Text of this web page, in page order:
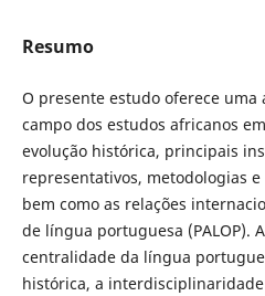
Resumo
O presente estudo oferece
campo dos estudos africanos
evolução histórica, principais
representativos, metodologias
bem como as relações
de língua portuguesa (PALOP).
centralidade da língua
histórica, a